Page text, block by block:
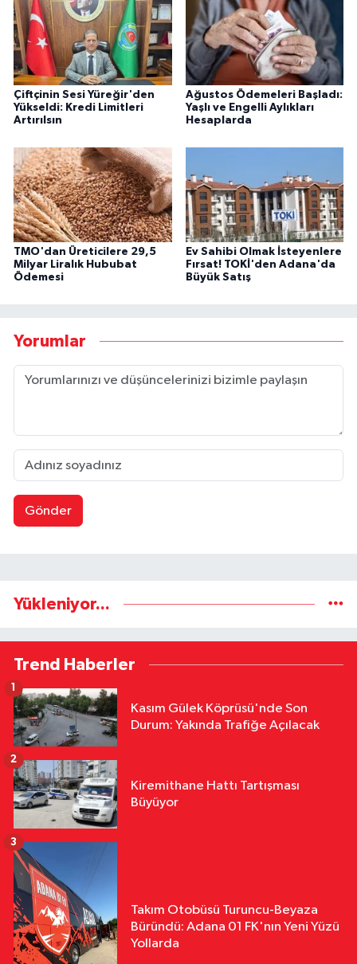
Çiftçinin Sesi Yüreğir'den
Yükseldi: Kredi Limitleri
Artırılsın
Ağustos Ödemeleri Başladı:
Yaşlı ve Engelli Aylıkları
Hesaplarda
TMO'dan Üreticilere 29,5
Milyar Liralık Hububat
Ödemesi
Ev Sahibi Olmak İsteyenlere
Fırsat! TOKİ'den Adana'da
Büyük Satış
Yorumlar
Gönder
Yükleniyor...
Trend Haberler
Kasım Gülek Köprüsü'nde Son
Durum: Yakında Trafiğe Açılacak
1
Kiremithane Hattı Tartışması
Büyüyor
2
Takım Otobüsü Turuncu-Beyaza
Büründü: Adana 01 FK'nın Yeni Yüzü
Yollarda
3